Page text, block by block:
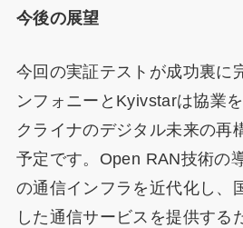
今後の展望
今回の実証テストが成功裏に
ンフォニーとKyivstarは協業
クライナのデジタル未来の再
予定です。Open RAN技術の
の通信インフラを近代化し、
した通信サービスを提供する